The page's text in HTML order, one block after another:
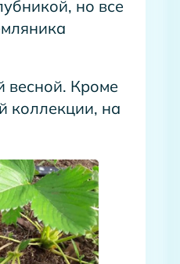
но все
весной. Кроме
коллекции, на